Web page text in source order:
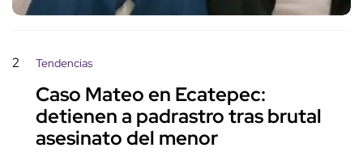
2 Tendencias
Caso Mateo en Ecatepec:
detienen a padrastro tras brutal
asesinato del menor